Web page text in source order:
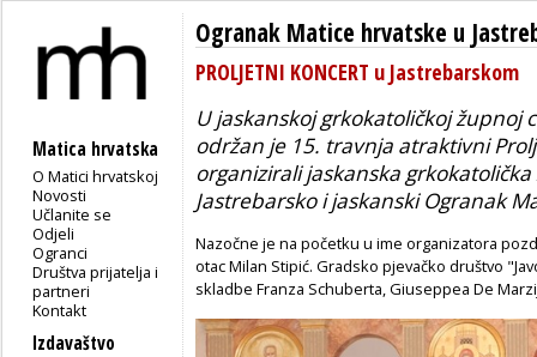
Matica hrvatska
O Matici hrvatskoj
Novosti
Učlanite se
Odjeli
Ogranci
Društva prijatelja i
partneri
Kontakt
Izdavaštvo
Ogranak Matice hrvatske u
PROLJETNI KONCERT u Jastrebarskom
U jaskanskoj grkokatoličkoj župnoj
održan je 15. travnja atraktivni
organizirali jaskanska
Jastrebarsko i jaskanski Ogranak
Nazočne je na početku u ime organizatora
otac Milan Stipić. Gradsko pjevačko društvo
skladbe Franza Schuberta, Giuseppea De